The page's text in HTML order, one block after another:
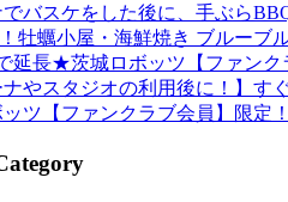
バスケをした後に、手ぶら
牡蠣小屋・海鮮焼き ブルーブ
延長★茨城ロボッツ【ファンク
ナやスタジオの利用後に！】す
ツ【ファンクラブ会員】限定